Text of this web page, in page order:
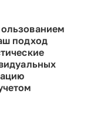
подход